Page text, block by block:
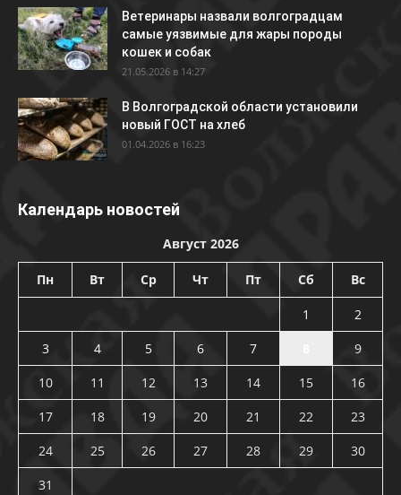
Ветеринары назвали волгоградцам
самые уязвимые для жары породы
кошек и собак
21.05.2026 в 14:27
В Волгоградской области установили
новый ГОСТ на хлеб
01.04.2026 в 16:23
Календарь новостей
Август 2026
Пн Вт Ср Чт Пт Сб Вс
1
2
3
4 5 6 7
9
10
11 12 13 14 15
16
17
18 19 20 21 22
23
24
25 26 27 28 29
30
31